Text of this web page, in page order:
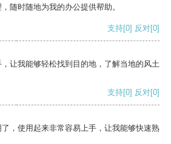
随时随地为我的办公提供帮助。
支持[0] 反对[0]
让我能够轻松找到目的地，了解当地的风土
支持[0] 反对[0]
，使用起来非常容易上手，让我能够快速熟